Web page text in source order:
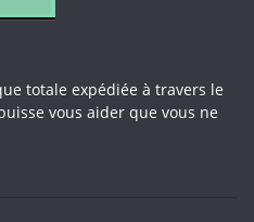
totale expédiée à travers le
vous aider que vous ne